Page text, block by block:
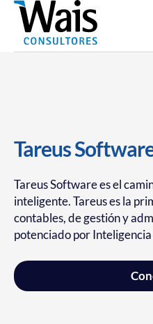
Tareus
Tareus Software es el
inteligente. Tareus es la
contables, de gestión y
potenciado por